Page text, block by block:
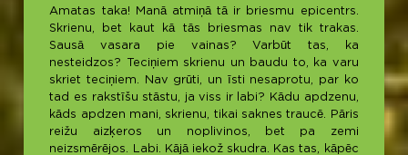
Amatas taka! Manā atmiņā tā ir briesmu epicentrs.
Skrienu, bet kaut kā tās briesmas nav tik trakas.
Sausā vasara pie vainas? Varbūt tas, ka
nesteidzos? Teciņiem skrienu un baudu to, ka varu
skriet teciņiem. Nav grūti, un īsti nesaprotu, par ko
tad es rakstīšu stāstu, ja viss ir labi? Kādu apdzenu,
kāds apdzen mani, skrienu, tikai saknes traucē. Pāris
reižu aizķeros un noplivinos, bet pa zemi
neizsmērējos. Labi. Kājā iekož skudra. Kas tas, kāpēc